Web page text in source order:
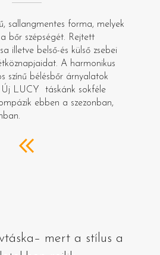
sallangmentes forma, melyek
bőr szépségét. Rejtett
illetve belső-és külső zsebei
A harmonikus
színű bélésbőr árnyalatok
Új LUCY táskánk sokféle
ebben a szezonban,
mert a stílus a